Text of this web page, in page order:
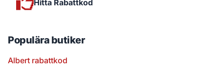
Hitta Rabattkod
Populära butiker
Albert rabattkod